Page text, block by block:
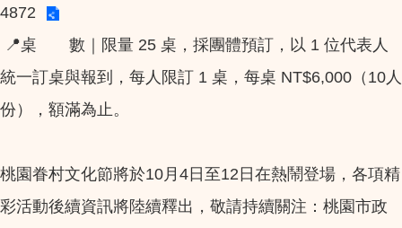
4872
📍桌 數｜限量 25 桌，採團體預訂，以 1 位代表人
統一訂桌與報到，每人限訂 1 桌，每桌 NT$6,000（10人
份），額滿為止。
桃園眷村文化節將於10月4日至12日在熱鬧登場，各項精
彩活動後續資訊將陸續釋出，敬請持續關注：桃園市政